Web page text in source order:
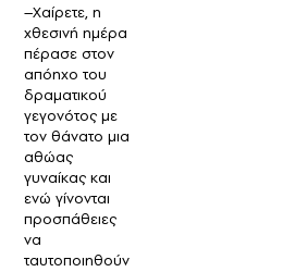
–Χαίρετε, η
χθεσινή ημέρα
πέρασε στον
απόηχο του
δραματικού
γεγονότος με
τον θάνατο μια
αθώας
γυναίκας και
ενώ γίνονται
προσπάθειες
να
ταυτοποιηθούν